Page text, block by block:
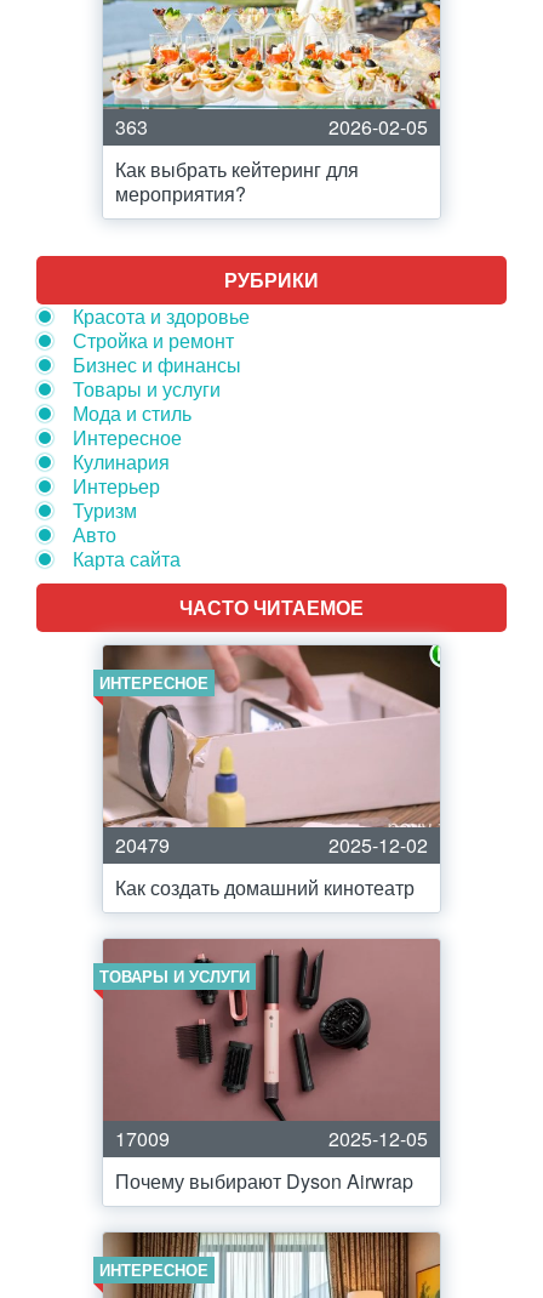
363
2026-02-05
Как выбрать кейтеринг для
мероприятия?
РУБРИКИ
Красота и здоровье
Стройка и ремонт
Бизнес и финансы
Товары и услуги
Мода и стиль
Интересное
Кулинария
Интерьер
Туризм
Авто
Карта сайта
ЧАСТО ЧИТАЕМОЕ
ИНТЕРЕСНОЕ
20479
2025-12-02
Как создать домашний кинотеатр
ТОВАРЫ И УСЛУГИ
17009
2025-12-05
Почему выбирают Dyson Airwrap
ИНТЕРЕСНОЕ